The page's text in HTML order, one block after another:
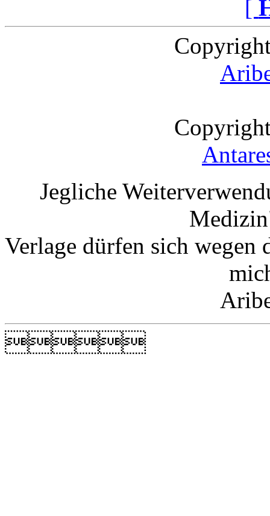
[
Jegliche
Verlage dürfen sich wegen
